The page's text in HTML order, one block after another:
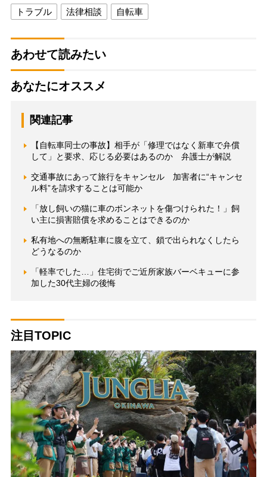
トラブル 法律相談 自転車
あわせて読みたい
あなたにオススメ
関連記事
【自転車同士の事故】相手が「修理ではなく新車で弁償
して」と要求、応じる必要はあるのか 弁護士が解説
交通事故にあって旅行をキャンセル 加害者に“キャンセ
ル料”を請求することは可能か
「放し飼いの猫に車のボンネットを傷つけられた！」飼
い主に損害賠償を求めることはできるのか
私有地への無断駐車に腹を立て、鎖で出られなくしたら
どうなるのか
「軽率でした…」住宅街でご近所家族バーベキューに参
加した30代主婦の後悔
注目TOPIC